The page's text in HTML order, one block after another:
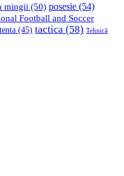
mingii (50) posesie (54)
Football and Soccer
(45) tactica (58) Tehnică